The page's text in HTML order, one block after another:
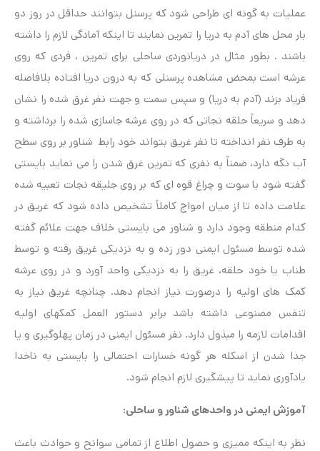
عملیات به گونه ای طراحی شود که پرسنل بتوانند حداقل در روز دو
بار محل های آدم به دریا را تمرین نمایند تا اینکه آمادگی لازم را داشته
باشند . بطور مثال در دریانوردی ساحلی برای تمرین ، فردی که روی
عرشه است بمحض مشاهده پرسنلی که به درون دریا افتاده بلافاصله
فریاد بزند (آدم به دریا) و سپس سمت و جهت نفر غرق شده را نشان
دهد و سریعاً حلقه نجاتی که در روی عرشه جاسازی شده را برداشته و
به طرف نفر انداخته تا نفر غریق بتواند خود رابط شناور بر روی سطح
آب نگه دارد، ضمناً به نفری که تمرین غرق شدن را می نماید بایستی
گفته شود با سوت و چراغ قوه ای که بر روی جلیقه نجات تعبیه شده
علامت داده تا از میان امواج کاملاً تشخیص داده شود که غریق در
کدام منطقه وجود دارد و شناور می بایستی خلاف جهت علائم گفته
شده توسط مسئول ایمنی دور زده و به نزدیکی غریق رفته و توسط
طناب یا خود حلقه، غریق را به نزدیکی واحد آورد و در روی عرشه
کمک های اولیه را درصورت نیاز انجام دهد. چنانچه غریق نیاز به
تنفس مصنوعی داشته باشد برابر دستور العمل کمکهای اولیه
اقدامات لازمه را مبذول دارد. نفر مسئول ایمنی در زمان پهلوگیری و یا
جدا شدن از اسکله هر گونه خسارات احتمالی را بایستی به ناخدا
یادآوری نماید تا پیشگیری لازم انجام شود.
آموزش ایمنی در واحدهای شناور و ساحلی:
نظر به اینکه ممیزی و حصول اطلاع از تمامی سوانح و حوادث باعث